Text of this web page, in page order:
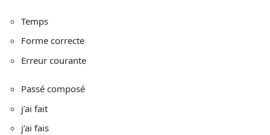
Temps
Forme correcte
Erreur courante
Passé composé
j’ai fait
j’ai fais